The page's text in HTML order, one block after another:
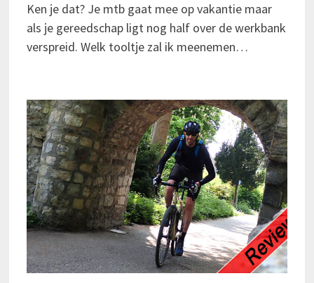
Ken je dat? Je mtb gaat mee op vakantie maar
als je gereedschap ligt nog half over de werkbank
verspreid. Welk tooltje zal ik meenemen…